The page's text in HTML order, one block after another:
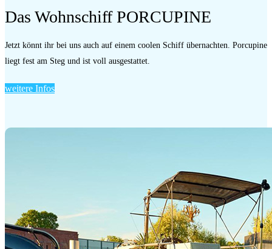
Das Wohnschiff PORCUPINE
Jetzt könnt ihr bei uns auch auf einem coolen Schiff übernachten. Porcupine
liegt fest am Steg und ist voll ausgestattet.
weitere Infos